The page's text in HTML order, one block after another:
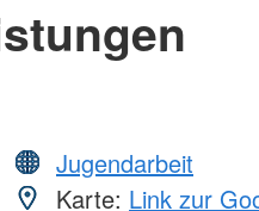
Jugendarbeit
Karte: Link zur